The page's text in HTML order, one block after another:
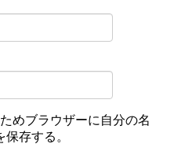
めブラウザーに自分の名
存する。